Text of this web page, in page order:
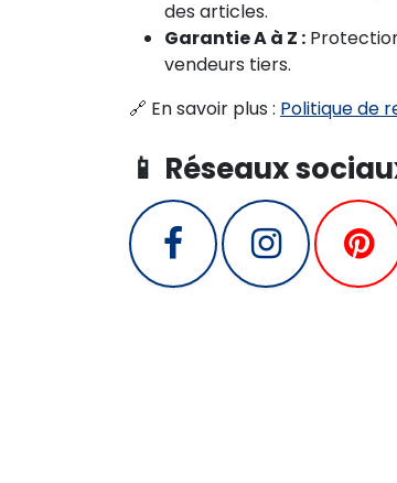
des articles.
Garantie A à Z :
vendeurs tiers.
🔗 En savoir plus : Politique de
📱 Réseaux